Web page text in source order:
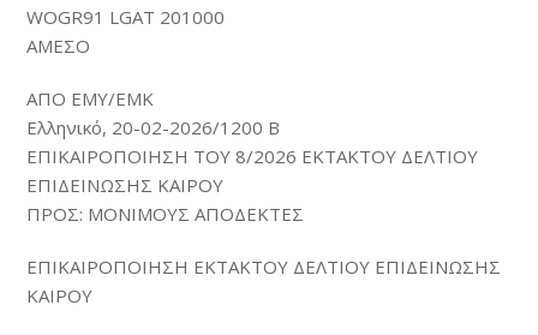
WOGR91 LGAT 201000
ΑΜΕΣΟ
ΑΠΟ ΕΜΥ/ΕΜΚ
Ελληνικό, 20-02-2026/1200 B
ΕΠΙΚΑΙΡΟΠΟΙΗΣΗ ΤΟΥ 8/2026 ΕΚΤΑΚΤΟΥ ΔΕΛΤΙΟΥ
ΕΠΙΔΕΙΝΩΣΗΣ ΚΑΙΡΟΥ
ΠΡΟΣ: ΜΟΝΙΜΟΥΣ ΑΠΟΔΕΚΤΕΣ
ΕΠΙΚΑΙΡΟΠΟΙΗΣΗ ΕΚΤΑΚΤΟΥ ΔΕΛΤΙΟΥ ΕΠΙΔΕΙΝΩΣΗΣ
ΚΑΙΡΟΥ